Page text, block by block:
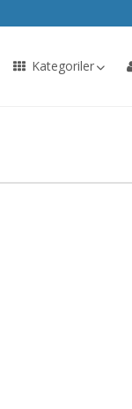
Kategoriler